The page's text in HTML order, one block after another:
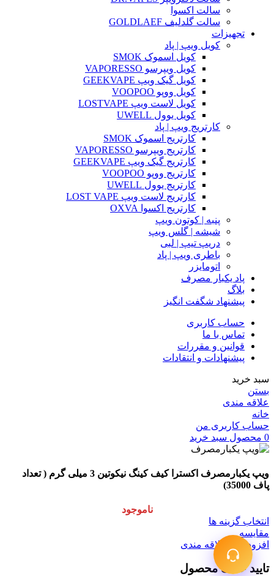
سالت اکسوا
سالت گلدلیف GOLDLAEF
تجهیزات
کویل ویپ | پاد
کویل اسموک SMOK
کویل ویپرسو VAPORESSO
کویل گیک ویپ GEEKVAPE
کویل ووپو VOOPOO
کویل لاست ویپ LOSTVAPE
کویل یوول UWELL
کارتریج ویپ | پاد
کارتریج اسموک SMOK
کارتریج ویپرسو VAPORESSO
کارتریج گیک ویپ GEEKVAPE
کارتریج ووپو VOOPOO
کارتریج یوول UWELL
کارتریج لاست ویپ LOST VAPE
کارتریج اکسوا OXVA
پنبه | کوتون ویپ
شیشه | گلس ویپ
دریپ تیپ | لبی
باطری ویپ | پاد
اتومایزر
پاد یکبار مصرف
بلاگ
پیشنهاد شگفت انگیز
حساب کاربری
تماس با ما
قوانین و مقررات
پیشنهادات و انتقادات
سبد خرید
بستن
علاقه مندی
خانه
حساب کاربری من
0 محصول سبد خرید
ویپ یکبارمصرف اکسترا کیف کینگ نیکوتین 3 میلی گرم ( تعداد
پاف 35000)
ناموجود
انتخاب گزینه ها
مقایسه
افزودن به علاقه مندی
تایید حذف محصول